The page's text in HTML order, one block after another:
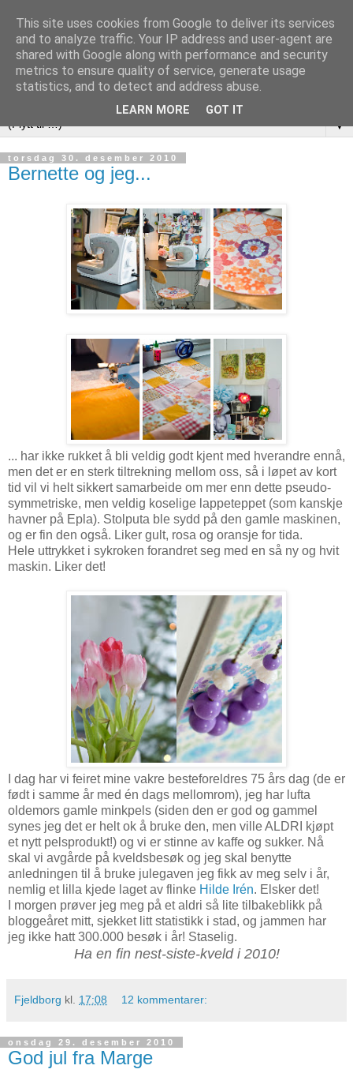
▼
torsdag 30. desember 2010
Bernette og jeg...
... har ikke rukket å bli veldig godt kjent med hverandre ennå,
men det er en sterk tiltrekning mellom oss, så i løpet av kort
tid vil vi helt sikkert samarbeide om mer enn dette pseudo-
symmetriske, men veldig koselige lappeteppet (som kanskje
havner på Epla). Stolputa ble sydd på den gamle maskinen,
og er fin den også. Liker gult, rosa og oransje for tida.
Hele uttrykket i sykroken forandret seg med en så ny og hvit
maskin. Liker det!
I dag har vi feiret mine vakre besteforeldres 75 års dag (de er
født i samme år med én dags mellomrom), jeg har lufta
oldemors gamle minkpels (siden den er god og gammel
synes jeg det er helt ok å bruke den, men ville ALDRI kjøpt
et nytt pelsprodukt!) og vi er stinne av kaffe og sukker. Nå
skal vi avgårde på kveldsbesøk og jeg skal benytte
anledningen til å bruke julegaven jeg fikk av meg selv i år,
nemlig et lilla kjede laget av flinke Hilde Irén. Elsker det!
I morgen prøver jeg meg på et aldri så lite tilbakeblikk på
bloggeåret mitt, sjekket litt statistikk i stad, og jammen har
jeg ikke hatt 300.000 besøk i år! Staselig.
Ha en fin nest-siste-kveld i 2010!
Fjeldborg kl. 17:08 12 kommentarer:
onsdag 29. desember 2010
God jul fra Marge
This site uses cookies from Google to deliver its services
and to analyze traffic. Your IP address and user-agent are
shared with Google along with performance and security
metrics to ensure quality of service, generate usage
statistics, and to detect and address abuse.
LEARN MORE GOT IT